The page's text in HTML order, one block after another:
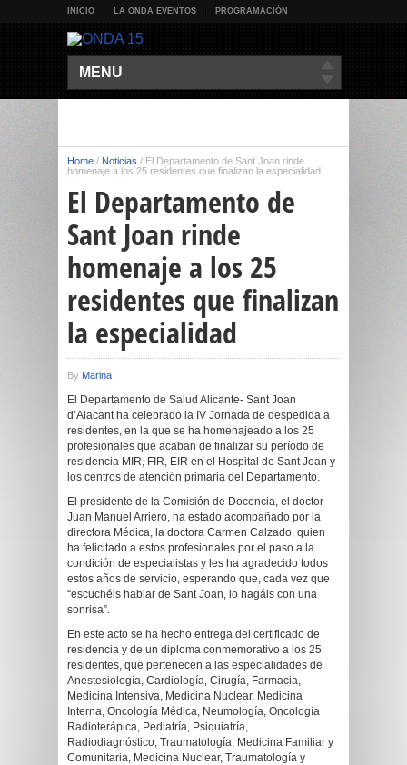
INICIO LA ONDA EVENTOS PROGRAMACIÓN
MENU
Home / Noticias / El Departamento de Sant Joan rinde
homenaje a los 25 residentes que finalizan la especialidad
El Departamento de
Sant Joan rinde
homenaje a los 25
residentes que finalizan
la especialidad
By Marina
El Departamento de Salud Alicante- Sant Joan
d’Alacant ha celebrado la IV Jornada de despedida a
residentes, en la que se ha homenajeado a los 25
profesionales que acaban de finalizar su período de
residencia MIR, FIR, EIR en el Hospital de Sant Joan y
los centros de atención primaria del Departamento.
El presidente de la Comisión de Docencia, el doctor
Juan Manuel Arriero, ha estado acompañado por la
directora Médica, la doctora Carmen Calzado, quien
ha felicitado a estos profesionales por el paso a la
condición de especialistas y les ha agradecido todos
estos años de servicio, esperando que, cada vez que
“escuchéis hablar de Sant Joan, lo hagáis con una
sonrisa”.
En este acto se ha hecho entrega del certificado de
residencia y de un diploma conmemorativo a los 25
residentes, que pertenecen a las especialidades de
Anestesiología, Cardiología, Cirugía, Farmacia,
Medicina Intensiva, Medicina Nuclear, Medicina
Interna, Oncología Médica, Neumología, Oncología
Radioterápica, Pediatría, Psiquiatría,
Radiodiagnóstico, Traumatología, Medicina Familiar y
Comunitaria, Medicina Nuclear, Traumatología y